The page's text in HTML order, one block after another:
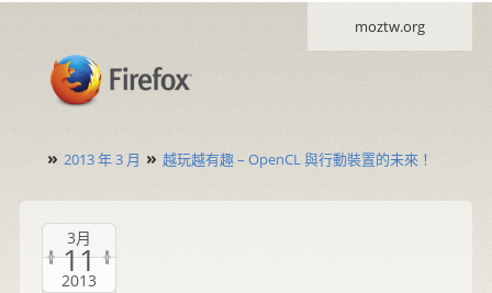
moztw.org
» 2013 年 3 月 » 越玩越有趣 – OpenCL 與行動裝置的未來！
3月
11
2013